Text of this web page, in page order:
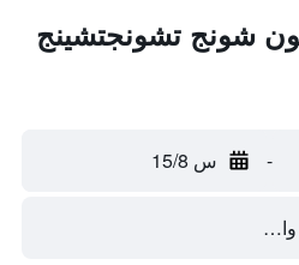
شونج تشونجتشينج
- س 15/8